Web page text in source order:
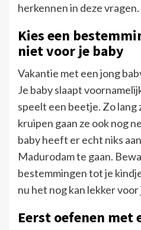
herkennen in deze vragen.
Kies een
niet voor je baby
Vakantie met een jong
Je baby slaapt
speelt een beetje. Zo lang
kruipen gaan ze ook nog
baby heeft er echt niks
Madurodam te gaan.
bestemmingen tot je
nu het nog kan lekker voor
Eerst oefenen met